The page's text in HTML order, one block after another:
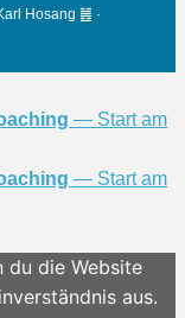
Hosang ䷰ ·
— Start am
— Start am
du die Website
aus.